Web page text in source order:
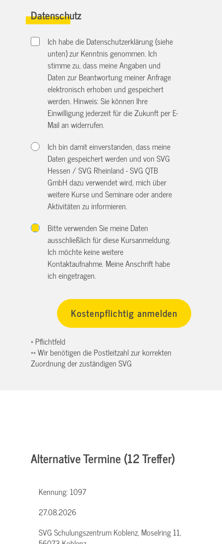
Datenschutz
Ich habe die Datenschutzerklärung (siehe
unten) zur Kenntnis genommen. Ich
stimme zu, dass meine Angaben und
Daten zur Beantwortung meiner Anfrage
elektronisch erhoben und gespeichert
werden. Hinweis: Sie können Ihre
Einwilligung jederzeit für die Zukunft per E-
Mail anwiderrufen.
Ich bin damit einverstanden, dass meine
Daten gespeichert werden und von SVG
Hessen / SVG Rheinland - SVG QTB
GmbH dazu verwendet wird, mich über
weitere Kurse und Seminare oder andere
Aktivitäten zu informieren.
Bitte verwenden Sie meine Daten
ausschließlich für diese Kursanmeldung.
Ich möchte keine weitere
Kontaktaufnahme. Meine Anschrift habe
ich eingetragen.
* Pflichtfeld
** Wir benötigen die Postleitzahl zur korrekten
Zuordnung der zuständigen SVG
Alternative Termine (12 Treffer)
Kennung: 1097
27.08.2026
SVG Schulungszentrum Koblenz, Moselring 11,